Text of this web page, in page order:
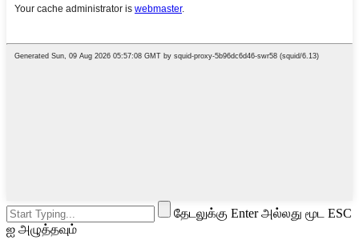
தேடலுக்கு Enter அல்லது மூட ESC
ஐ அழுத்தவும்